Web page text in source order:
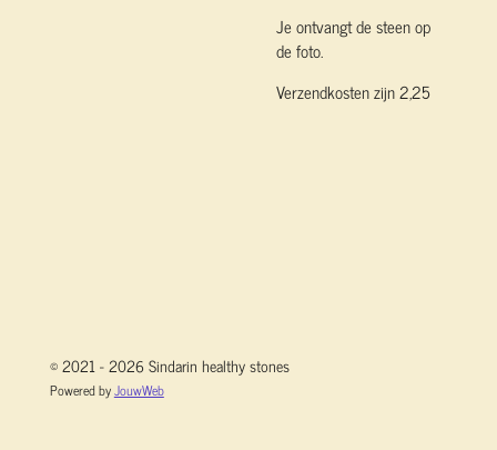
Je ontvangt de steen op
de foto.
Verzendkosten zijn 2,25
© 2021 - 2026 Sindarin healthy stones
Powered byJouwWeb